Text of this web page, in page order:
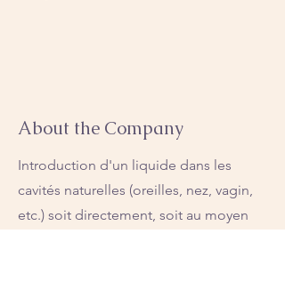
About the Company
Introduction d'un liquide dans les
cavités naturelles (oreilles, nez, vagin,
etc.) soit directement, soit au moyen